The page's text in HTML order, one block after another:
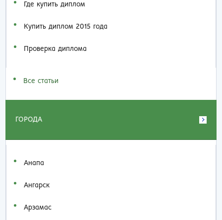
Где купить диплом
Купить диплом 2015 года
Проверка диплома
Все статьи
ГОРОДА
Анапа
Ангарск
Арзамас